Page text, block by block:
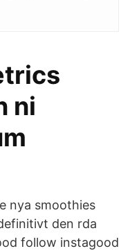
ni
nya smoothies
den rda
follow instagood